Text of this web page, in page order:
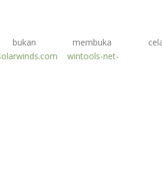
membuka
wintools-net-